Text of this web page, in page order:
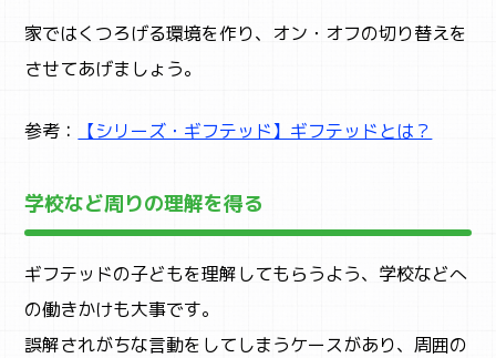
家ではくつろげる環境を作り、オン・オフの切り替えを
させてあげましょう。
参考： 【シリーズ・ギフテッド】ギフテッドとは？
学校など周りの理解を得る
ギフテッドの子どもを理解してもらうよう、学校などへ
の働きかけも大事です。
誤解されがちな言動をしてしまうケースがあり、周囲の